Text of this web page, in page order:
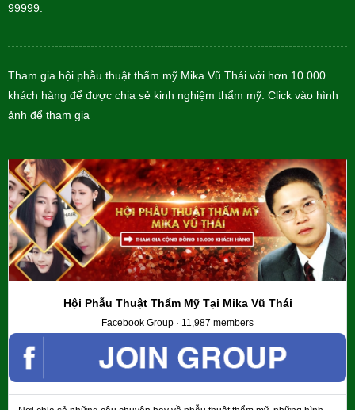
99999.
Tham gia hội phẫu thuật thẩm mỹ Mika Vũ Thái với hơn 10.000
khách hàng để được chia sẻ kinh nghiệm thẩm mỹ. Click vào hình
ảnh để tham gia
Hội Phẫu Thuật Thẩm Mỹ Tại Mika Vũ Thái
Facebook Group · 11,987 members